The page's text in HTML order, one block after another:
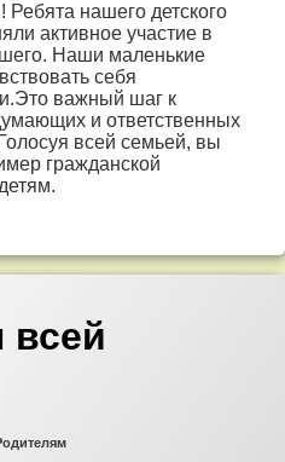
нашего детского
активное участие в
Наши маленькие
себя
важный шаг к
и ответственных
всей семьей, вы
гражданской